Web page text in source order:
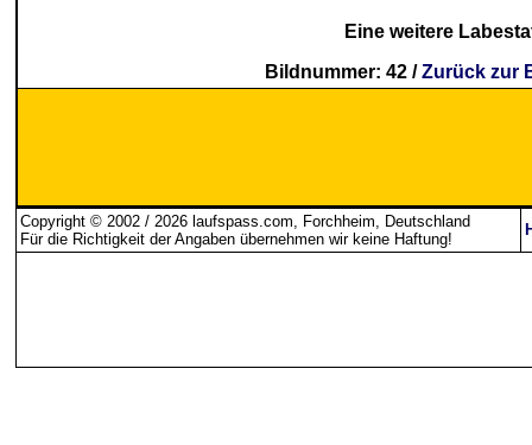
Eine weitere
Bildnummer: 42 /Zurück zur
Copyright © 2002 / 2026 laufspass.com, Forchheim, Deutschland
Für die Richtigkeit der Angaben übernehmen wir keine Haftung!